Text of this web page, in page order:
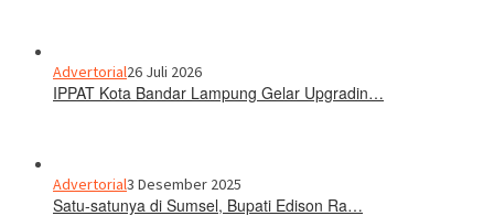
Advertorial26 Juli 2026
IPPAT Kota Bandar Lampung Gelar Upgradin…
Advertorial3 Desember 2025
Satu-satunya di Sumsel, Bupati Edison Ra…